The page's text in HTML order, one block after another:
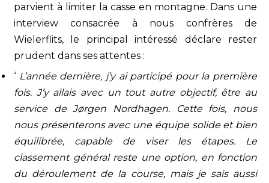
parvient à limiter la casse en montagne. Dans une
interview consacrée à nous confrères de
Wielerflits, le principal intéressé déclare rester
prudent dans ses attentes :
‘ L’année dernière, j’y ai participé pour la première
fois. J’y allais avec un tout autre objectif, être au
service de Jørgen Nordhagen. Cette fois, nous
nous présenterons avec une équipe solide et bien
équilibrée, capable de viser les étapes. Le
classement général reste une option, en fonction
du déroulement de la course, mais je sais aussi